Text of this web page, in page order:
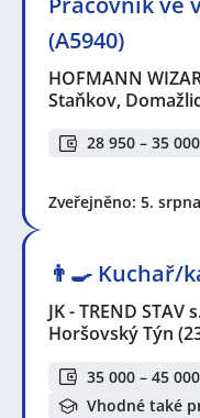
(A5940)
HOFMANN
Staňkov,
28 950 – 35
Zveřejněno: 5. srpna
👨‍🍳 Kuchař/
JK - TREND STAV
Horšovský Týn
35 000 – 45
Vhodné také